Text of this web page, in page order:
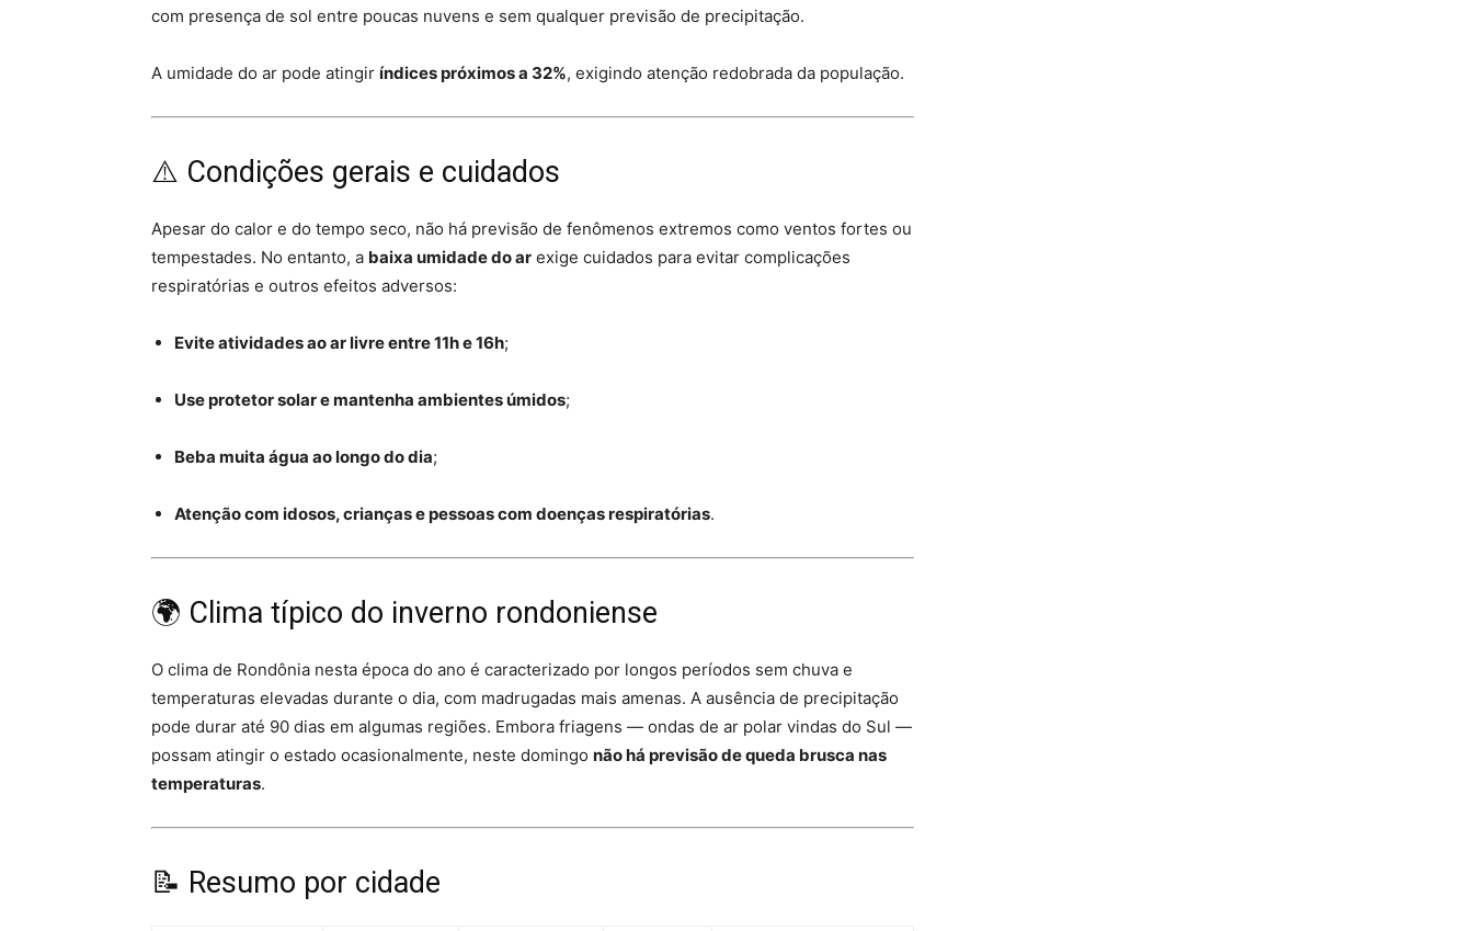
com presença de sol entre poucas nuvens e sem qualquer previsão de precipitação.
A umidade do ar pode atingir índices próximos a 32%, exigindo atenção redobrada da população.
⚠️ Condições gerais e cuidados
Apesar do calor e do tempo seco, não há previsão de fenômenos extremos como ventos fortes ou
tempestades. No entanto, a baixa umidade do ar exige cuidados para evitar complicações
respiratórias e outros efeitos adversos:
Evite atividades ao ar livre entre 11h e 16h;
Use protetor solar e mantenha ambientes úmidos;
Beba muita água ao longo do dia;
Atenção com idosos, crianças e pessoas com doenças respiratórias.
🌍 Clima típico do inverno rondoniense
O clima de Rondônia nesta época do ano é caracterizado por longos períodos sem chuva e
temperaturas elevadas durante o dia, com madrugadas mais amenas. A ausência de precipitação
pode durar até 90 dias em algumas regiões. Embora friagens — ondas de ar polar vindas do Sul —
possam atingir o estado ocasionalmente, neste domingo não há previsão de queda brusca nas
temperaturas.
📝 Resumo por cidade